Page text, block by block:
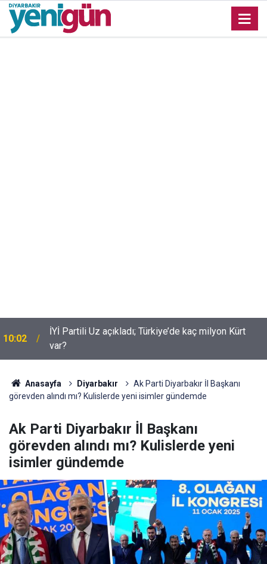
10:02
İYİ Partili Uz açıkladı; Türkiye’de kaç milyon Kürt
var?
Anasayfa Diyarbakır
Ak Parti Diyarbakır İl Başkanı
görevden alındı mı? Kulislerde yeni isimler gündemde
Ak Parti Diyarbakır İl Başkanı
görevden alındı mı? Kulislerde yeni
isimler gündemde